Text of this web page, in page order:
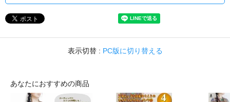
表示切替 : PC版に切り替える
あなたにおすすめの商品